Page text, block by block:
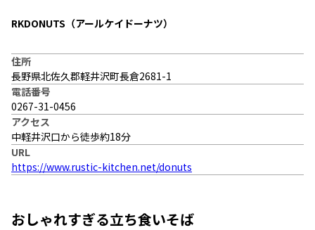
RKDONUTS（アールケイドーナツ）
住所
長野県北佐久郡軽井沢町長倉2681-1
電話番号
0267-31-0456
アクセス
中軽井沢口から徒歩約18分
URL
https://www.rustic-kitchen.net/donuts
おしゃれすぎる立ち食いそば